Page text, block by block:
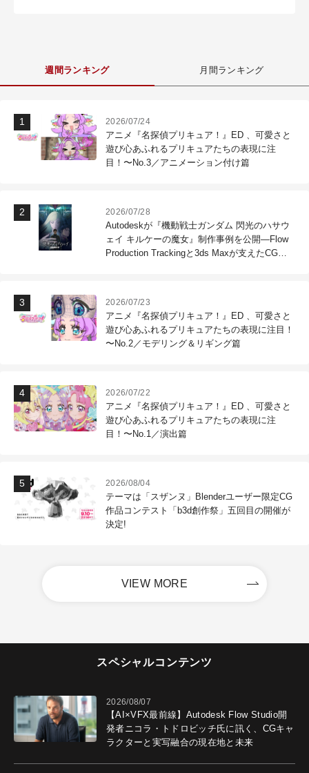
週間ランキング 月間ランキング
2026/07/24
アニメ『名探偵プリキュア！』ED 、可愛さと
遊び心あふれるプリキュアたちの表現に注
目！〜No.3／アニメーション付け篇
2026/07/28
Autodeskが『機動戦士ガンダム 閃光のハサウ
ェイ キルケーの魔女』制作事例を公開―Flow
Production Trackingと3ds Maxが支えたCG制
2026/07/23
アニメ『名探偵プリキュア！』ED 、可愛さと
遊び心あふれるプリキュアたちの表現に注目！
〜No.2／モデリング＆リギング篇
2026/07/22
アニメ『名探偵プリキュア！』ED 、可愛さと
遊び心あふれるプリキュアたちの表現に注
目！〜No.1／演出篇
2026/08/04
テーマは「スザンヌ」Blenderユーザー限定CG
作品コンテスト「b3d創作祭」五回目の開催が
決定!
VIEW MORE
スペシャルコンテンツ
2026/08/07
【AI×VFX最前線】Autodesk Flow Studio開
発者ニコラ・トドロビッチ氏に訊く、CGキャ
ラクターと実写融合の現在地と未来